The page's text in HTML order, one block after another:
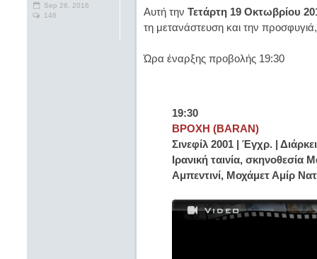
Sep 26, 2016
146
Αυτή την Τετάρτη 19 Οκτωβρίου
τη μετανάστευση και την
Ώρα έναρξης προβολής 19:30
19:30
ΒΡΟΧΗ (BARAN)
Σινεφίλ 2001 | Έγχρ. |
Ιρανική ταινία, σκηνοθεσία
Αμπεντινί, Μοχάμετ Αμίρ